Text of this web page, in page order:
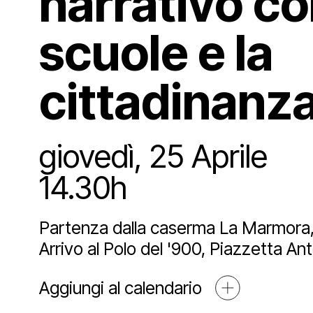
Lo
Art
scuole e la
giovedì, 25 Aprile
14.30h
Partenza dalla caserma La
Arrivo al Polo del '900, Piazzetta
Aggiungi al calendario